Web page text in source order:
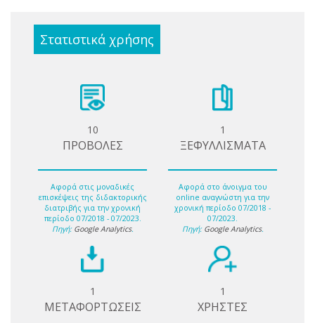
Στατιστικά χρήσης
10
ΠΡΟΒΟΛΕΣ
Αφορά στις μοναδικές
επισκέψεις της διδακτορικής
διατριβής για την χρονική
περίοδο 07/2018 - 07/2023.
Πηγή: Google Analytics.
1
ΞΕΦΥΛΛΙΣΜΑΤΑ
Αφορά στο άνοιγμα του
online αναγνώστη για την
χρονική περίοδο 07/2018 -
07/2023.
Πηγή: Google Analytics.
1
ΜΕΤΑΦΟΡΤΩΣΕΙΣ
1
ΧΡΗΣΤΕΣ